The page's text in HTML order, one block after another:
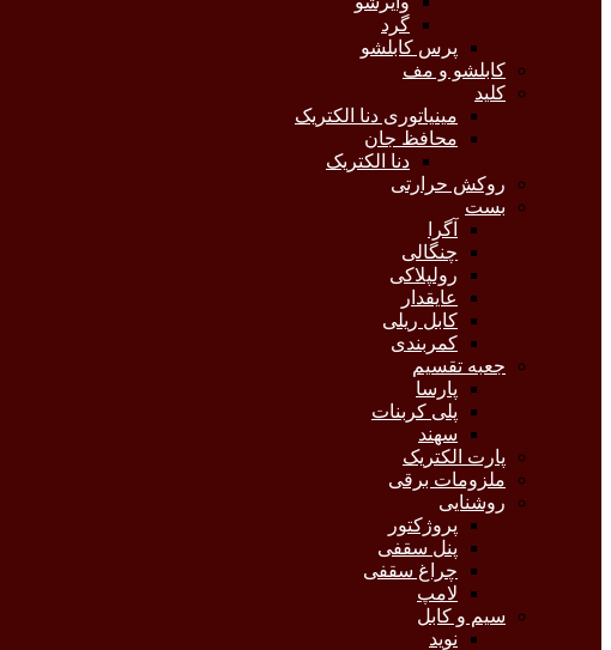
گرد
پرس کابلشو
کابلشو و مف
کلید
مینیاتوری دنا الکتریک
محافظ جان
دنا الکتریک
روکش حرارتی
بست
آگرا
چنگالی
رولپلاکی
عایقدار
کابل ریلی
کمربندی
جعبه تقسیم
پارسا
پلی کربنات
سهند
پارت الکتریک
ملزومات برقی
روشنایی
پروژکتور
پنل سقفی
چراغ سقفی
لامپ
سیم و کابل
نوید